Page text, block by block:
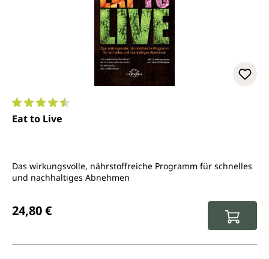
Durchschnittliche Bewertung von 4.6 von 5 Sternen
Eat to Live
Das wirkungsvolle, nährstoffreiche Programm für schnelles
und nachhaltiges Abnehmen
24,80 €